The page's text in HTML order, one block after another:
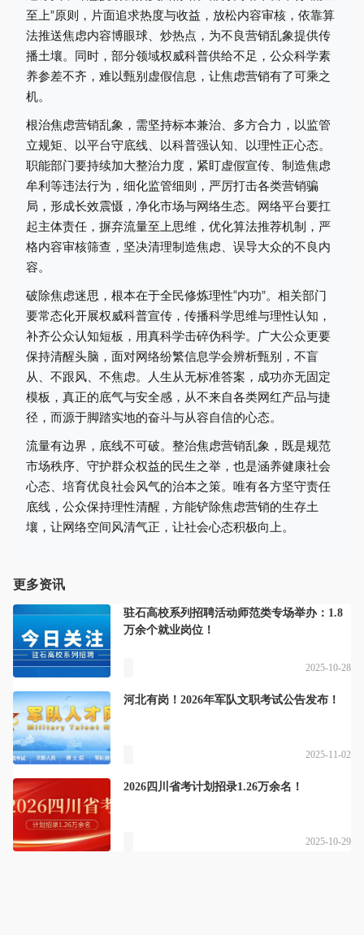
至上”原则，片面追求热度与收益，放松内容审核，依靠算
法推送焦虑内容博眼球、炒热点，为不良营销乱象提供传
播土壤。同时，部分领域权威科普供给不足，公众科学素
养参差不齐，难以甄别虚假信息，让焦虑营销有了可乘之
机。
根治焦虑营销乱象，需坚持标本兼治、多方合力，以监管
立规矩、以平台守底线、以科普强认知、以理性正心态。
职能部门要持续加大整治力度，紧盯虚假宣传、制造焦虑
牟利等违法行为，细化监管细则，严厉打击各类营销骗
局，形成长效震慑，净化市场与网络生态。网络平台要扛
起主体责任，摒弃流量至上思维，优化算法推荐机制，严
格内容审核筛查，坚决清理制造焦虑、误导大众的不良内
容。
破除焦虑迷思，根本在于全民修炼理性“内功”。相关部门
要常态化开展权威科普宣传，传播科学思维与理性认知，
补齐公众认知短板，用真科学击碎伪科学。广大公众更要
保持清醒头脑，面对网络纷繁信息学会辨析甄别，不盲
从、不跟风、不焦虑。人生从无标准答案，成功亦无固定
模板，真正的底气与安全感，从不来自各类网红产品与捷
径，而源于脚踏实地的奋斗与从容自信的心态。
流量有边界，底线不可破。整治焦虑营销乱象，既是规范
市场秩序、守护群众权益的民生之举，也是涵养健康社会
心态、培育优良社会风气的治本之策。唯有各方坚守责任
底线，公众保持理性清醒，方能铲除焦虑营销的生存土
壤，让网络空间风清气正，让社会心态积极向上。
更多资讯
驻石高校系列招聘活动师范类专场举办：1.8
万余个就业岗位！
2025-10-28
河北有岗！2026年军队文职考试公告发布！
2025-11-02
2026四川省考计划招录1.26万余名！
2025-10-29